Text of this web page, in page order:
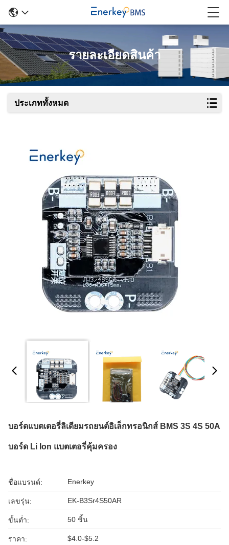
รายละเอียดสินค้า
ประเภททั้งหมด
บอร์ดแบตเตอรี่ลิเดียมรถยนต์อิเล็กทรอนิกส์ BMS 3S 4S 50A
บอร์ด Li Ion แบตเตอรี่คุ้มครอง
ชื่อแบรนด์: Enerkey
เลขรุ่น: EK-B3Sr4S50AR
ขั้นต่ำ: 50 ชิ้น
ราคา: $4.0-$5.2